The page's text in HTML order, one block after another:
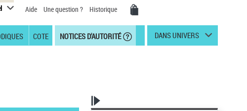
Aide Une question ? Historique
COTE NOTICES D'AUTORITÉ DANS UNIVERS